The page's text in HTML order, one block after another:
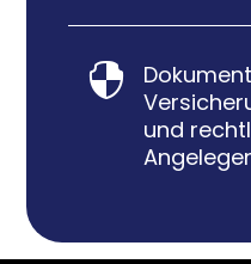

und